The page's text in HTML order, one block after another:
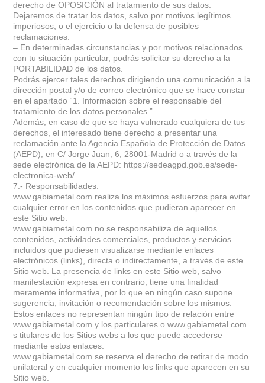
derecho de OPOSICIÓN al tratamiento de sus datos.
Dejaremos de tratar los datos, salvo por motivos legítimos
imperiosos, o el ejercicio o la defensa de posibles
reclamaciones.
– En determinadas circunstancias y por motivos relacionados
con tu situación particular, podrás solicitar su derecho a la
PORTABILIDAD de los datos.
Podrás ejercer tales derechos dirigiendo una comunicación a la
dirección postal y/o de correo electrónico que se hace constar
en el apartado “1. Información sobre el responsable del
tratamiento de los datos personales.”
Además, en caso de que se haya vulnerado cualquiera de tus
derechos, el interesado tiene derecho a presentar una
reclamación ante la Agencia Española de Protección de Datos
(AEPD), en C/ Jorge Juan, 6, 28001-Madrid o a través de la
sede electrónica de la AEPD: https://sedeagpd.gob.es/sede-
electronica-web/
7.- Responsabilidades:
www.gabiametal.com realiza los máximos esfuerzos para evitar
cualquier error en los contenidos que pudieran aparecer en
este Sitio web.
www.gabiametal.com no se responsabiliza de aquellos
contenidos, actividades comerciales, productos y servicios
incluidos que pudiesen visualizarse mediante enlaces
electrónicos (links), directa o indirectamente, a través de este
Sitio web. La presencia de links en este Sitio web, salvo
manifestación expresa en contrario, tiene una finalidad
meramente informativa, por lo que en ningún caso supone
sugerencia, invitación o recomendación sobre los mismos.
Estos enlaces no representan ningún tipo de relación entre
www.gabiametal.com y los particulares o www.gabiametal.com
s titulares de los Sitios webs a los que puede accederse
mediante estos enlaces.
www.gabiametal.com se reserva el derecho de retirar de modo
unilateral y en cualquier momento los links que aparecen en su
Sitio web.